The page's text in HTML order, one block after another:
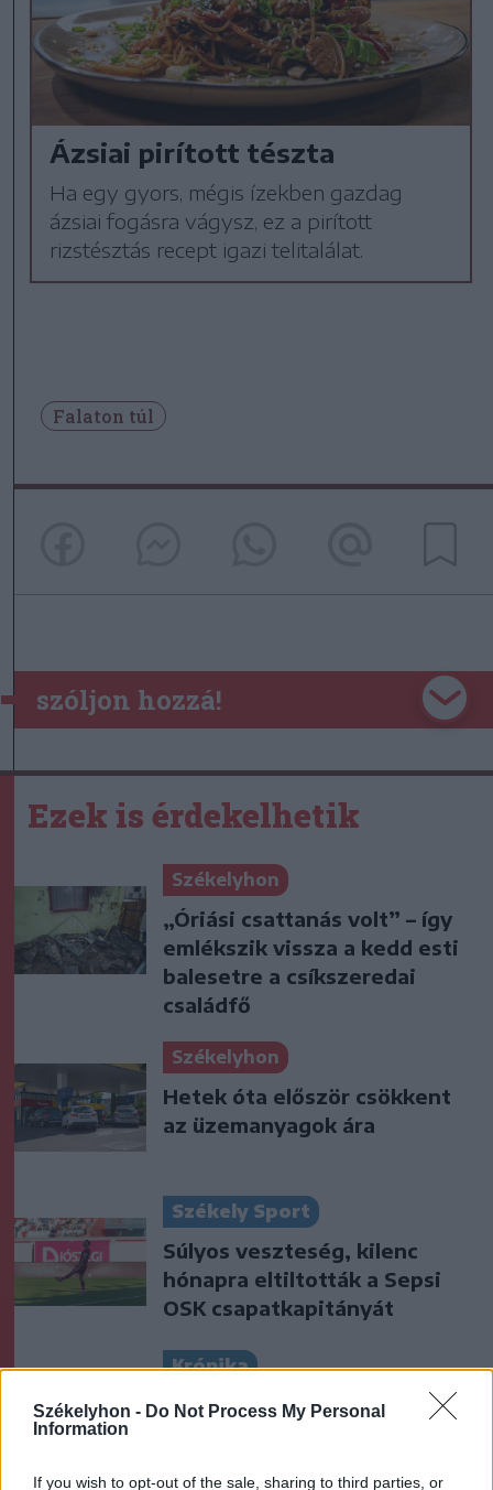
Székelyhon - Do Not Process My Personal
Information
If you wish to opt-out of the sale, sharing to third parties, or
Ázsiai pirított tészta
Ha egy gyors, mégis ízekben gazdag
ázsiai fogásra vágysz, ez a pirított
rizstésztás recept igazi telitalálat.
Falaton túl
szóljon hozzá!
Ezek is érdekelhetik
Székelyhon
„Óriási csattanás volt” – így
emlékszik vissza a kedd esti
balesetre a csíkszeredai
családfő
Székelyhon
Hetek óta először csökkent
az üzemanyagok ára
Székely Sport
Súlyos veszteség, kilenc
hónapra eltiltották a Sepsi
OSK csapatkapitányát
Krónika
Meddig használható még a